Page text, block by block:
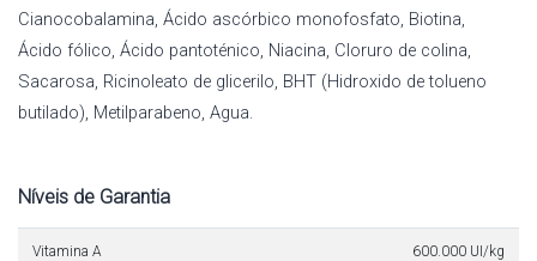
Cianocobalamina, Ácido ascórbico monofosfato, Biotina,
Ácido fólico, Ácido pantoténico, Niacina, Cloruro de colina,
Sacarosa, Ricinoleato de glicerilo, BHT (Hidroxido de tolueno
butilado), Metilparabeno, Agua.
Níveis de Garantia
Vitamina A 600.000 UI/kg